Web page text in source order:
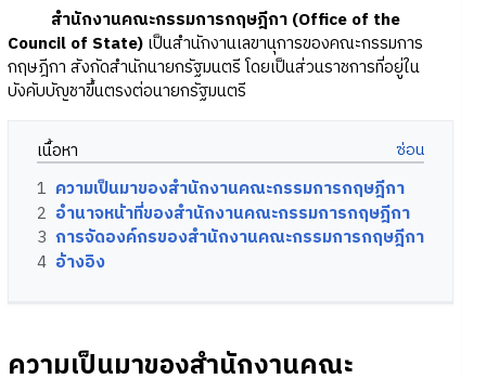
สำนักงานคณะกรรมการกฤษฎีกา (Office of the
Council of State)เป็นสำนักงานเลขานุการของคณะกรรมการ
กฤษฎีกา สังกัดสำนักนายกรัฐมนตรี โดยเป็นส่วนราชการที่อยู่ใน
บังคับบัญชาขึ้นตรงต่อนายกรัฐมนตรี
เนื้อหา
1 ความเป็นมาของสำนักงานคณะกรรมการกฤษฎีกา
2 อำนาจหน้าที่ของสำนักงานคณะกรรมการกฤษฎีกา
3 การจัดองค์กรของสำนักงานคณะกรรมการกฤษฎีกา
4 อ้างอิง
ความเป็นมาของสำนักงานคณะ